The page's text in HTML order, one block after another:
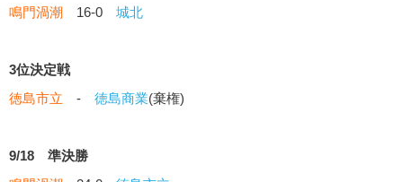
鳴門渦潮 16-0 城北
3位決定戦
徳島市立 - 徳島商業(棄権)
9/18 準決勝